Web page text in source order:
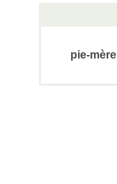
pie-mère